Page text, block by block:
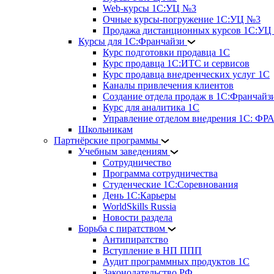
Web-курсы 1С:УЦ №3
Очные курсы-погружение 1С:УЦ №3
Продажа дистанционных курсов
Курсы для 1С:Франчайзи
Курс подготовки продавца 1С
Курс продавца 1С:ИТС и сервисов
Курс продавца внедренческих услуг 1С
Каналы привлечения клиентов
Создание отдела продаж в
Курс для аналитика 1С
Управление отделом внедрения 1С:
Школьникам
Партнёрские программы
Учебным заведениям
Сотрудничество
Программа сотрудничества
Студенческие 1С:Соревнования
День 1С:Карьеры
WorldSkills Russia
Новости раздела
Борьба с пиратством
Антипиратство
Вступление в НП ППП
Аудит программных продуктов 1С